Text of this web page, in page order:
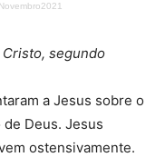
segundo
a Jesus sobre o
Deus. Jesus
ostensivamente.